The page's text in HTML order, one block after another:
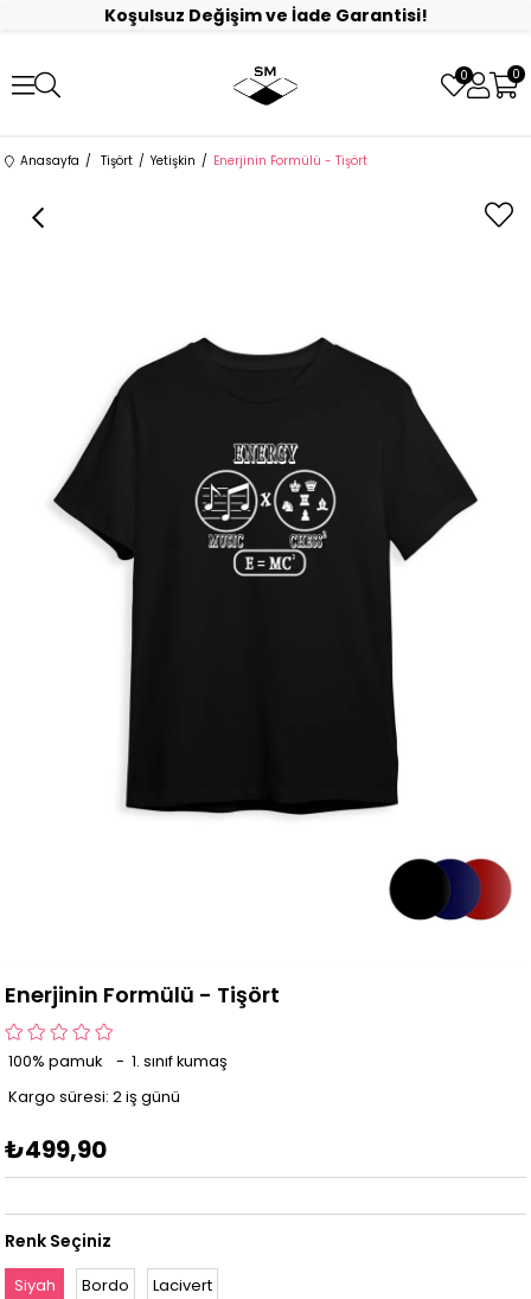
Koşulsuz Değişim ve İade Garantisi!
0 0
Anasayfa Tişört Yetişkin Enerjinin Formülü - Tişört
Enerjinin Formülü - Tişört
100% pamuk - 1. sınıf kumaş
Kargo süresi: 2 iş günü
₺499,90
Renk Seçiniz
Siyah Bordo Lacivert